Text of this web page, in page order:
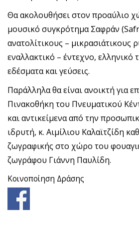
Θα ακολουθήσει στον προαύλιο
μουσικό συγκρότημα Σαφράν
ανατολίτικους – μικρασιάτικους
εναλλακτικό – έντεχνο, ελληνικό
εδέσματα και γεύσεις.
Παράλληλα θα είναι ανοικτή για
Πινακοθήκη του Πνευματικού
και αντικείμενα από την
ιδρυτή, κ. Αιμίλιου Καλαϊτζίδη
ζωγραφικής στο χώρο του
ζωγράφου Γιάννη Παυλίδη.
Κοινοποίηση Δράσης